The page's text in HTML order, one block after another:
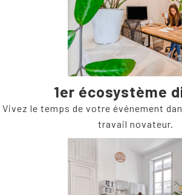
1er écosystème
Vivez le temps de votre événement
travail novateur.